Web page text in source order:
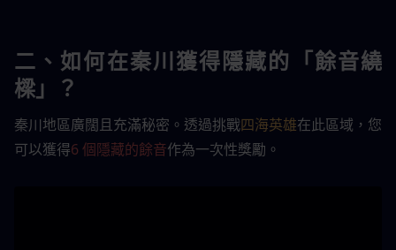
二、如何在秦川獲得隱藏的「餘音繞
樑」？
秦川地區廣闊且充滿秘密。透過挑戰四海英雄在此區域，您
可以獲得6 個隱藏的餘音作為一次性獎勵。